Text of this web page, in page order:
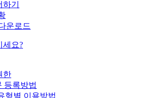
기
운로드
세요?
한
등록방법
형별 이용방법